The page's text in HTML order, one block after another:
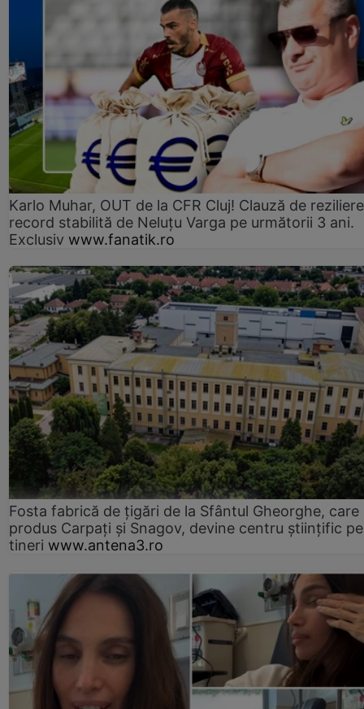
Karlo Muhar, OUT de la CFR Cluj! Clauză de reziliere
record stabilită de Neluțu Varga pe următorii 3 ani.
Exclusiv www.fanatik.ro
Fosta fabrică de țigări de la Sfântul Gheorghe, care
produs Carpați și Snagov, devine centru științific
tineri www.antena3.ro